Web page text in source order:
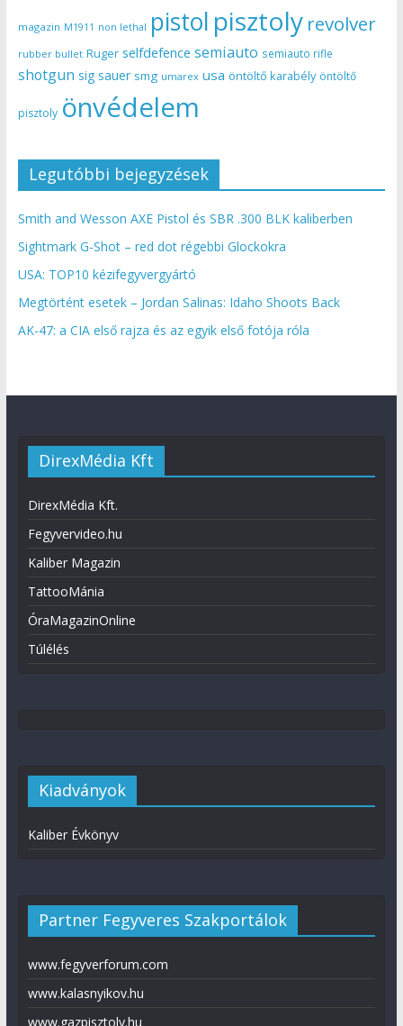
magazin M1911 non lethal pistol pisztoly revolver
rubber bullet Ruger selfdefence semiauto semiauto rifle
shotgun sig sauer smg umarex usa öntöltő karabély öntöltő
pisztoly önvédelem
Legutóbbi bejegyzések
Smith and Wesson AXE Pistol és SBR .300 BLK kaliberben
Sightmark G-Shot – red dot régebbi Glockokra
USA: TOP10 kézifegyvergyártó
Megtörtént esetek – Jordan Salinas: Idaho Shoots Back
AK-47: a CIA első rajza és az egyik első fotója róla
DirexMédia Kft
DirexMédia Kft.
Fegyvervideo.hu
Kaliber Magazin
TattooMánia
ÓraMagazinOnline
Túlélés
Kiadványok
Kaliber Évkönyv
Partner Fegyveres Szakportálok
www.fegyverforum.com
www.kalasnyikov.hu
www.gazpisztoly.hu